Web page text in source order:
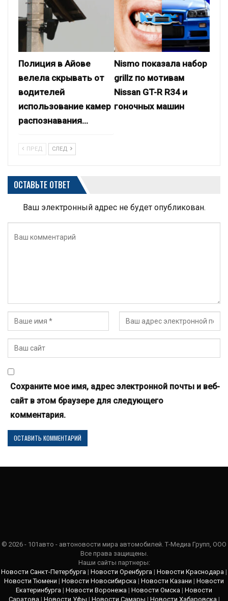
Полиция в Айове
велела скрывать от
водителей
использование камер
распознавания…
Nismo показала набор
grillz по мотивам
Nissan GT-R R34 и
гоночных машин
ПРЕД СЛЕД
ОСТАВЬТЕ ОТВЕТ
Ваш электронный адрес не будет опубликован.
Сохраните мое имя, адрес электронной почты и веб-
сайт в этом браузере для следующего
комментария.
© 2026 - 101авто - автоновости мира автомобилей. Т-Медиа Групп, ООО
Все права защищены.
Наши сайты партнеры:
Новости Санкт-Петербурга | Новости Оренбурга | Новости Краснодара |
Новости Тюмени | Новости Новосибирска | Новости Казани | Новости
Екатеринбурга | Новости Воронежа | Новости Омска | Новости
Саратова | Новости Уфы | Новости Самары | Новости Хабаровска |